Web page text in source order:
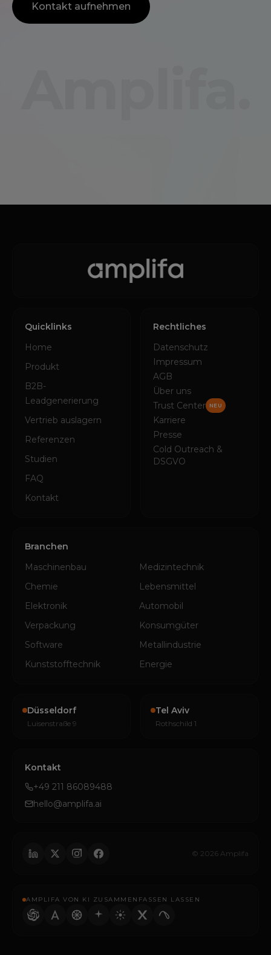
Kontakt aufnehmen
Quicklinks
Home
Produkt
B2B-
Leadgenerierung
Vertrieb auslagern
Referenzen
Studien
FAQ
Kontakt
Rechtliches
Datenschutz
Impressum
AGB
Über uns
Trust Center
NEU
Karriere
Presse
Cold Outreach &
DSGVO
Branchen
Maschinenbau
Medizintechnik
Chemie
Lebensmittel
Elektronik
Automobil
Verpackung
Konsumgüter
Software
Metallindustrie
Kunststofftechnik
Energie
Düsseldorf
Luisenstraße 9
Tel Aviv
Rothschild 1
Kontakt
+49 211 86089488
hello@amplifa.ai
© 2026 Amplifa
AMPLIFA VON KI ZUSAMMENFASSEN LASSEN